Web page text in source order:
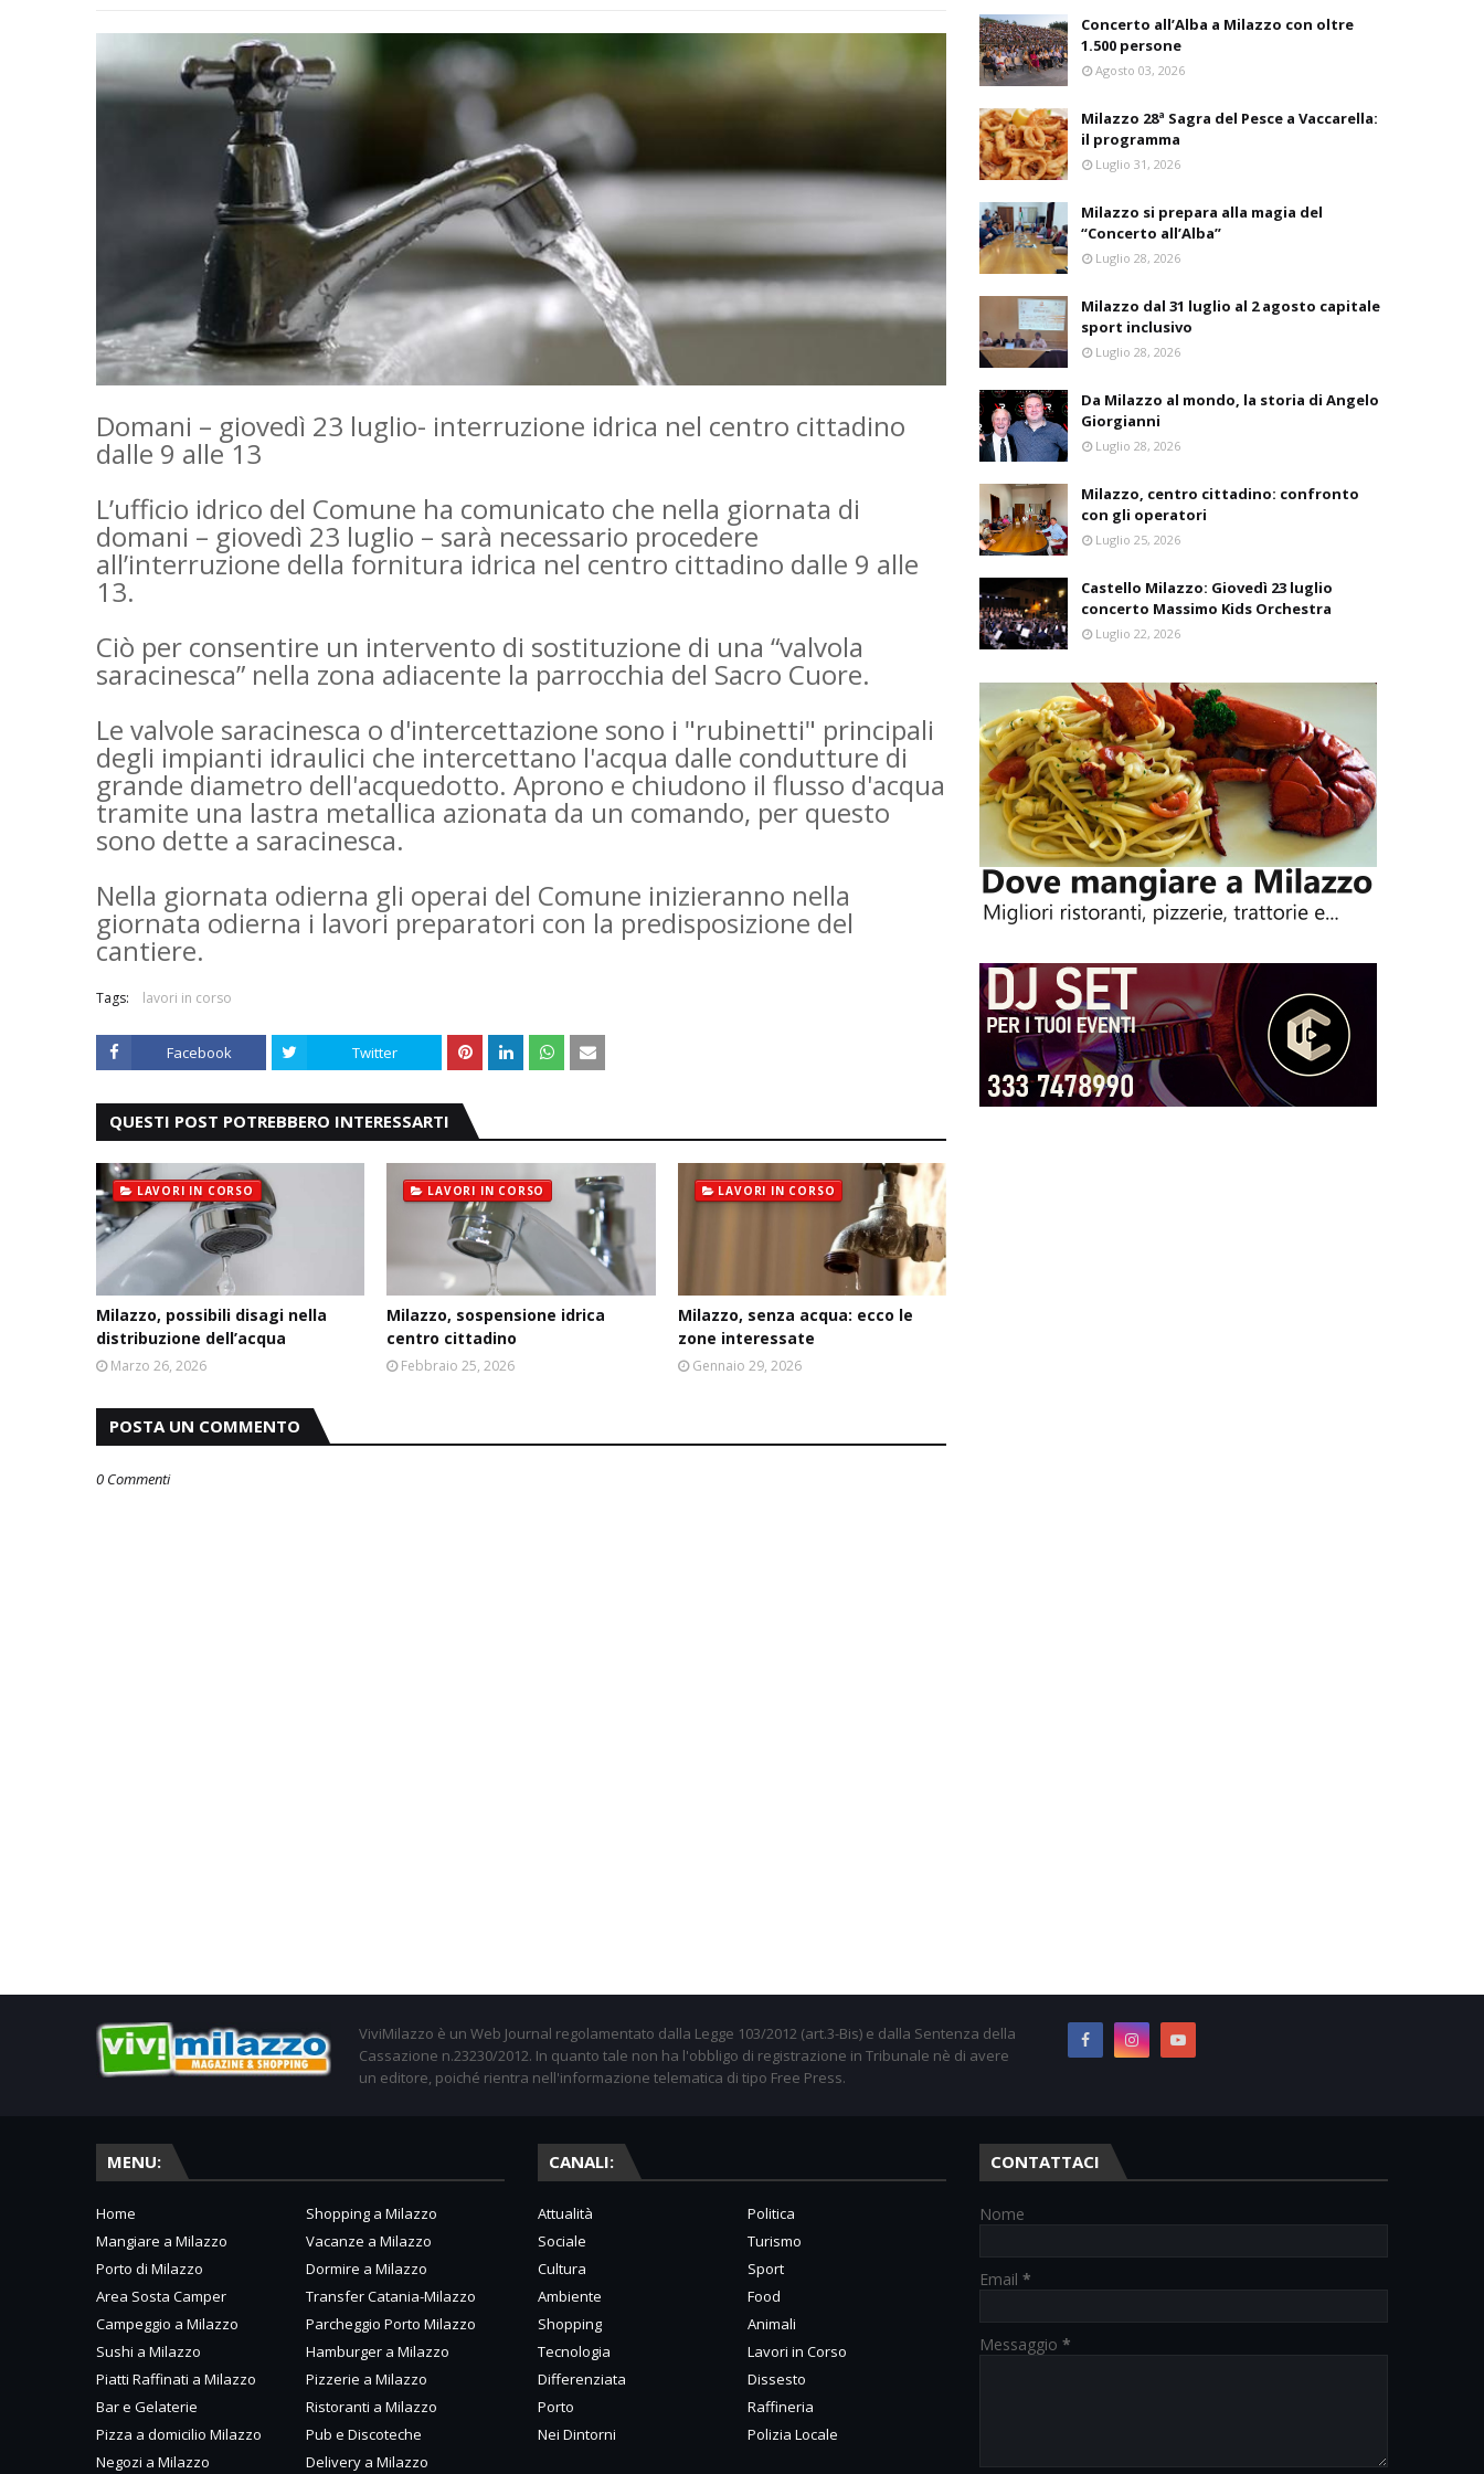
Domani – giovedì 23 luglio- interruzione idrica nel centro cittadino
dalle 9 alle 13
L’ufficio idrico del Comune ha comunicato che nella giornata di
domani – giovedì 23 luglio – sarà necessario procedere
all’interruzione della fornitura idrica nel centro cittadino dalle 9 alle
13.
Ciò per consentire un intervento di sostituzione di una “valvola
saracinesca” nella zona adiacente la parrocchia del Sacro Cuore.
Le valvole saracinesca o d'intercettazione sono i "rubinetti" principali
degli impianti idraulici che intercettano l'acqua dalle condutture di
grande diametro dell'acquedotto. Aprono e chiudono il flusso d'acqua
tramite una lastra metallica azionata da un comando, per questo
sono dette a saracinesca.
Nella giornata odierna gli operai del Comune inizieranno nella
giornata odierna i lavori preparatori con la predisposizione del
cantiere.
Tags: lavori in corso
Facebook Twitter
QUESTI POST POTREBBERO INTERESSARTI
LAVORI IN CORSO
Milazzo, possibili disagi nella
distribuzione dell’acqua
Marzo 26, 2026
LAVORI IN CORSO
Milazzo, sospensione idrica
centro cittadino
Febbraio 25, 2026
LAVORI IN CORSO
Milazzo, senza acqua: ecco le
zone interessate
Gennaio 29, 2026
POSTA UN COMMENTO
0 Commenti
Concerto all’Alba a Milazzo con oltre
1.500 persone
Agosto 03, 2026
Milazzo 28ª Sagra del Pesce a Vaccarella:
il programma
Luglio 31, 2026
Milazzo si prepara alla magia del
“Concerto all’Alba”
Luglio 28, 2026
Milazzo dal 31 luglio al 2 agosto capitale
sport inclusivo
Luglio 28, 2026
Da Milazzo al mondo, la storia di Angelo
Giorgianni
Luglio 28, 2026
Milazzo, centro cittadino: confronto
con gli operatori
Luglio 25, 2026
Castello Milazzo: Giovedì 23 luglio
concerto Massimo Kids Orchestra
Luglio 22, 2026
ViviMilazzo è un Web Journal regolamentato dalla Legge 103/2012 (art.3-Bis) e dalla Sentenza della
Cassazione n.23230/2012. In quanto tale non ha l'obbligo di registrazione in Tribunale nè di avere
un editore, poiché rientra nell'informazione telematica di tipo Free Press.
MENU:
Home
Shopping a Milazzo
Mangiare a Milazzo
Vacanze a Milazzo
Porto di Milazzo
Dormire a Milazzo
Area Sosta Camper
Transfer Catania-Milazzo
Campeggio a Milazzo
Parcheggio Porto Milazzo
Sushi a Milazzo
Hamburger a Milazzo
Piatti Raffinati a Milazzo
Pizzerie a Milazzo
Bar e Gelaterie
Ristoranti a Milazzo
Pizza a domicilio Milazzo
Pub e Discoteche
Negozi a Milazzo
Delivery a Milazzo
CANALI:
Attualità
Politica
Sociale
Turismo
Cultura
Sport
Ambiente
Food
Shopping
Animali
Tecnologia
Lavori in Corso
Differenziata
Dissesto
Porto
Raffineria
Nei Dintorni
Polizia Locale
CONTATTACI
Nome
Email *
Messaggio *